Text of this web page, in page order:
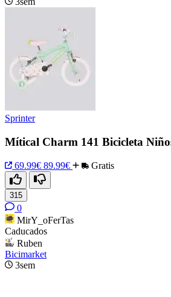
Sprinter
Mítical Charm 141 Bicicleta
69.99€ 89.99€ Gratis
315
0
MirY_oFerTas
Caducados
Ruben
Bicimarket
3sem